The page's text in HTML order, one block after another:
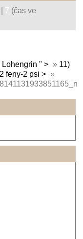
7 (čas ve
Lohengrin " » 11)
feny-2 psi
»